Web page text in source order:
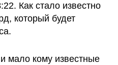
Как стало известно
который будет
мало кому известные